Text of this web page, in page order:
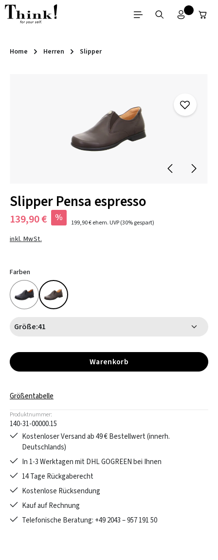
Zum Hauptinhalt springen
Home Herren Slipper
Slipper Pensa espresso
139,90 € % 199,90 €ehem. UVP(30% gespart)
inkl. MwSt.
Farben
Größe:41
Warenkorb
Größentabelle
Produktnummer:
140-31-00000.15
Kostenloser Versand ab 49 € Bestellwert (innerh.
Deutschlands)
In 1-3 Werktagen mit DHL GOGREEN bei Ihnen
14 Tage Rückgaberecht
Kostenlose Rücksendung
Kauf auf Rechnung
Telefonische Beratung: +49 2043 – 957 191 50